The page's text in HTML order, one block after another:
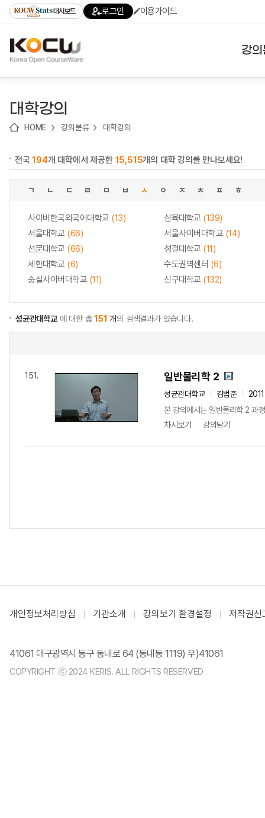
기
기
기
content)
가
대시보드 로그인 이용가이드
강
대학강의
HOME 강의분류 대학강의
전국194개 대학에서 제공한 15,515개의 대학 강의를 만나보세요!
ㄱ ㄴ ㄷ ㄹ ㅁ ㅂ ㅅ ㅇ ㅈ ㅊ ㅍ ㅎ
사이버한국외국어대학교 (13) 삼육대학교 (139)
서울대학교 (66) 서울사이버대학교 (14)
선문대학교 (66) 성결대학교 (11)
세한대학교 (6) 수도권역센터 (6)
숭실사이버대학교 (11) 신구대학교 (132)
성균관대학교에 대한총151 개의 검색결과가 있습니다.
151. 일반물리학 2
성균관대학교 김범준
본 강의에서는 일반물리학 2 과
차시보기
강의담기
개인정보처리방침 기관소개 강의보기 환경설정 저작권신
41061 대구광역시 동구 동내로 64 (동내동 1119) 우)41061
COPYRIGHT ⓒ 2024 KERIS. ALL RIGHTS RESERVED